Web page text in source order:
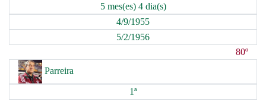
5 mes(es) 4 dia(s)
4/9/1955
5/2/1956
80º
Parreira
1ª